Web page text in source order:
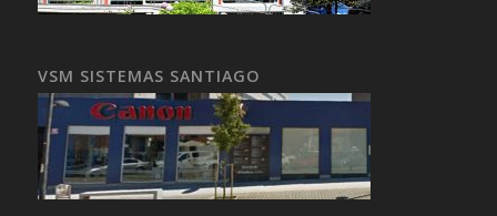
VSM SISTEMAS SANTIAGO